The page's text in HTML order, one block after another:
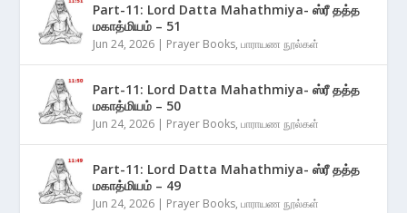
Part-11: Lord Datta Mahathmiya- ஸ்ரீ தத்த
மகாத்மியம் – 51
Jun 24, 2026 | Prayer Books,பாராயண நூல்கள்
Part-11: Lord Datta Mahathmiya- ஸ்ரீ தத்த
மகாத்மியம் – 50
Jun 24, 2026 | Prayer Books,பாராயண நூல்கள்
Part-11: Lord Datta Mahathmiya- ஸ்ரீ தத்த
மகாத்மியம் – 49
Jun 24, 2026 | Prayer Books,பாராயண நூல்கள்